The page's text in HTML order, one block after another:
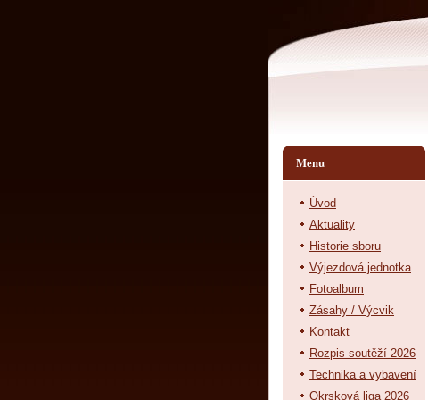
Menu
Úvod
Aktuality
Historie sboru
Výjezdová jednotka
Fotoalbum
Zásahy / Výcvik
Kontakt
Rozpis soutěží 2026
Technika a vybavení
Okrsková liga 2026